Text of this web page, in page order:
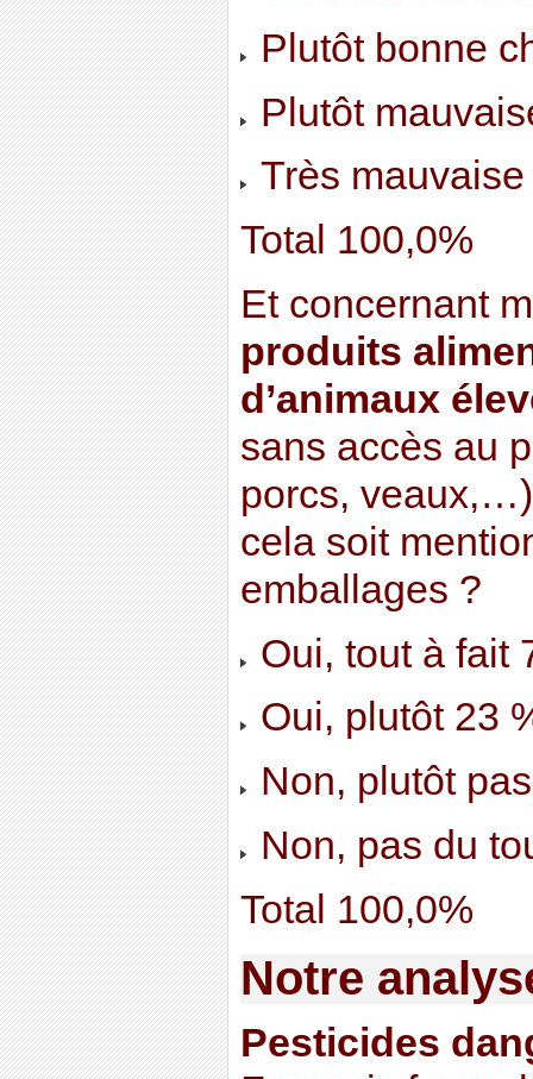
Plutôt bonne
Plutôt
Très
Total 100,0%
Et concernant
produits
d’animaux
sans accès au
porcs,
cela soit
emballages ?
Oui, tout à fait
Oui, plutôt 23
Non, plutôt
Non, pas du
Total 100,0%
Notre
Pesticides